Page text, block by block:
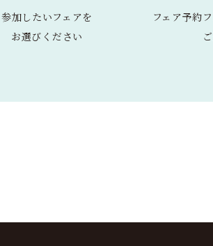
参加したいフェアを
お選びください
フェア予約